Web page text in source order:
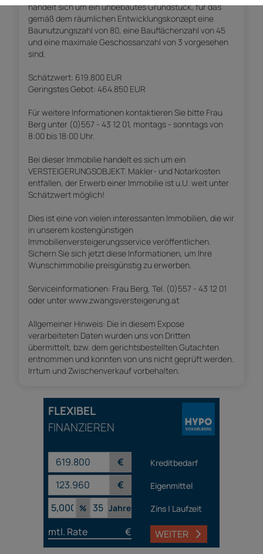
handelt sich um ein unbebautes Grundstück, für das
gemäß dem räumlichen Entwicklungskonzept eine
Baunutzungszahl von 80, eine Bauflächenzahl von 45
und eine maximale Geschossanzahl von 3 vorgesehen
sind.
Schätzwert: 619.800 EUR
Geringstes Gebot: 464.850 EUR
Für weitere Informationen kontaktieren Sie bitte Frau
Berg unter (0)557 - 43 12 01, montags - sonntags von
8:00 bis 18:00 Uhr.
Bei dieser Immobilie handelt es sich um ein
VERSTEIGERUNGSOBJEKT. Makler- und Notarkosten
entfallen, der Erwerb einer Immobilie ist u.U. weit unter
Schätzwert möglich!
Dies ist eine von vielen interessanten Immobilien, die wir
in unserem kostengünstigen
Immobilienversteigerungsservice veröffentlichen.
Sichern Sie sich jetzt diese Informationen, um Ihre
Wunschimmobilie preisgünstig zu erwerben.
Serviceinformationen: Frau Berg, Tel. (0)557 - 43 12 01
oder unter www.zwangsversteigerung.at
Allgemeiner Hinweis: Die in diesem Expose
verarbeiteten Daten wurden uns von Dritten
übermittelt, bzw. dem gerichtsbestellten Gutachten
entnommen und konnten von uns nicht geprüft werden.
Irrtum und Zwischenverkauf vorbehalten.
FLEXIBEL
FINANZIEREN
€ Kreditbedarf
€
Eigenmittel
%
Jahre Zins | Laufzeit
mtl. Rate € WEITER